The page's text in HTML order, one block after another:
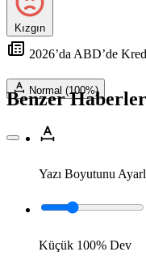
Kızgın
2026’da ABD’de
Normal (100%)
Yazı Boyutunu
Küçük 100% Dev
Benzer Haberler